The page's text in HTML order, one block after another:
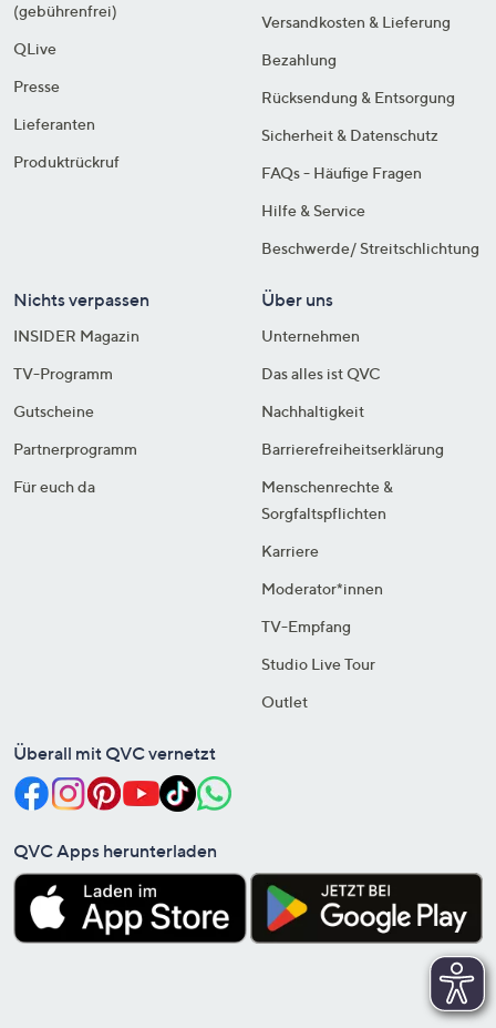
(gebührenfrei)
QLive
Presse
Lieferanten
Produktrückruf
Versandkosten & Lieferung
Bezahlung
Rücksendung & Entsorgung
Sicherheit & Datenschutz
FAQs - Häufige Fragen
Hilfe & Service
Beschwerde/ Streitschlichtung
Nichts verpassen
INSIDER Magazin
TV-Programm
Gutscheine
Partnerprogramm
Für euch da
Über uns
Unternehmen
Das alles ist QVC
Nachhaltigkeit
Barrierefreiheitserklärung
Menschenrechte &
Sorgfaltspflichten
Karriere
Moderator*innen
TV-Empfang
Studio Live Tour
Outlet
Überall mit QVC vernetzt
QVC Apps herunterladen